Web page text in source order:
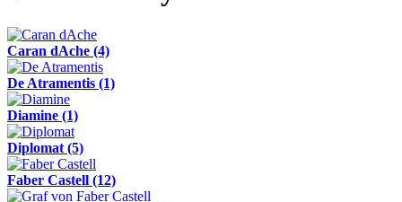
Caran dAche (4)
De Atramentis (1)
Diamine (1)
Diplomat (5)
Faber Castell (12)